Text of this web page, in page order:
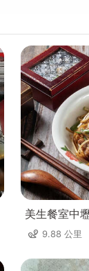
美生餐室中
9.88 公里